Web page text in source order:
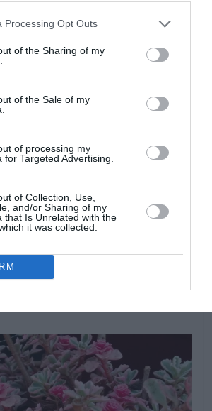
Processing Opt Outs
of the Sharing of my
of the Sale of my
of processing my
for Targeted Advertising.
of Collection, Use,
and/or Sharing of my
that Is Unrelated with the
it was collected.
por las plagas frecuentes del
mosca blanca o cochinillas. Su
es el exceso de agua que puede
Tampoco aguanta las
pero aunque mueran sus hojas
nuevamene desde el suelo.